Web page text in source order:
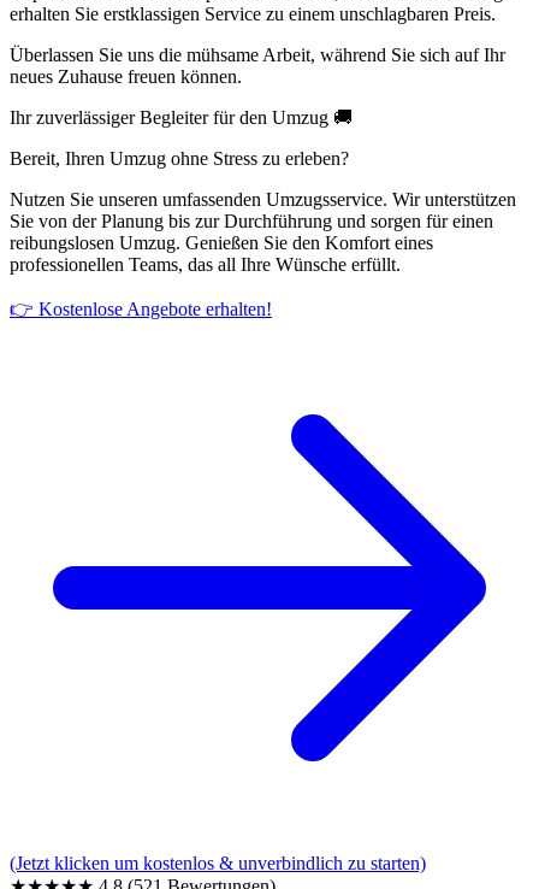
erhalten Sie erstklassigen Service zu einem unschlagbaren Preis.
Überlassen Sie uns die mühsame Arbeit, während Sie sich auf Ihr
neues Zuhause freuen können.
Ihr zuverlässiger Begleiter für den Umzug 🚚
Bereit, Ihren Umzug ohne Stress zu erleben?
Nutzen Sie unseren umfassenden Umzugsservice. Wir unterstützen
Sie von der Planung bis zur Durchführung und sorgen für einen
reibungslosen Umzug. Genießen Sie den Komfort eines
professionellen Teams, das all Ihre Wünsche erfüllt.
👉 Kostenlose Angebote erhalten!
(Jetzt klicken um kostenlos & unverbindlich zu starten)